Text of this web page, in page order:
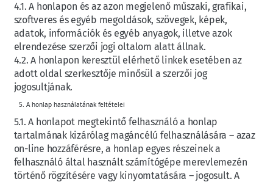
4.1. A honlapon és az azon megjelenő műszaki, grafikai,
szoftveres és egyéb megoldások, szövegek, képek,
adatok, információk és egyéb anyagok, illetve azok
elrendezése szerzői jogi oltalom alatt állnak.
4.2. A honlapon keresztül elérhető linkek esetében az
adott oldal szerkesztője minősül a szerzői jog
jogosultjának.
A honlap használatának feltételei
5.1. A honlapot megtekintő felhasználó a honlap
tartalmának kizárólag magáncélú felhasználására – azaz
on-line hozzáférésre, a honlap egyes részeinek a
felhasználó által használt számítógépe merevlemezén
történő rögzítésére vagy kinyomtatására – jogosult. A